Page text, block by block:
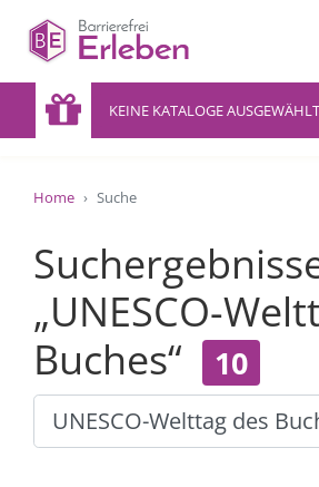
KEINE KATALOGE AUSGEWÄHLT
Home Suche
„UNESCO-
Buches“
10